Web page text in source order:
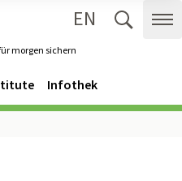
morgen sichern
EN
Infothek